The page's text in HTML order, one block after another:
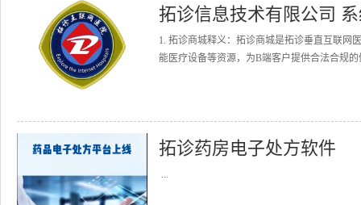
拓诊信息技术有限公司
1. 拓诊商城释义：拓诊商城是拓诊垂直互联网
能医疗设备等资源，为B端客户提供合法合规
拓诊药房电子处方软件
...